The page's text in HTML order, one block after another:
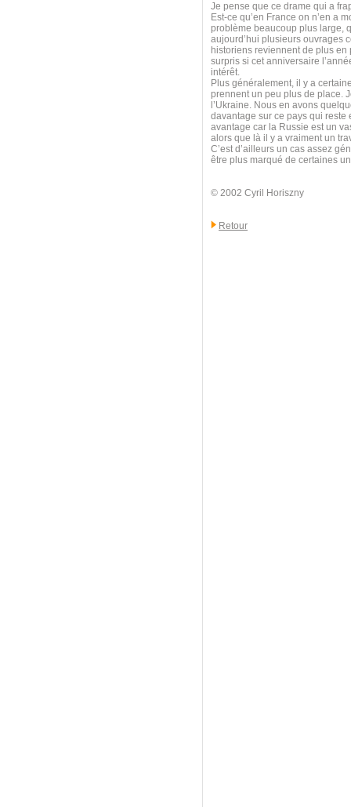
Je pense que ce drame qui a
Est-ce qu’en France on n’en a
problème beaucoup plus large,
aujourd’hui plusieurs ouvrages
historiens reviennent de plus
surpris si cet anniversaire
intérêt.
Plus généralement, il y a
prennent un peu plus de place.
l’Ukraine. Nous en avons
davantage sur ce pays qui reste
avantage car la Russie est un
alors que là il y a vraiment un
C’est d’ailleurs un cas assez
être plus marqué de certaines
© 2002 Cyril Horiszny
Retour